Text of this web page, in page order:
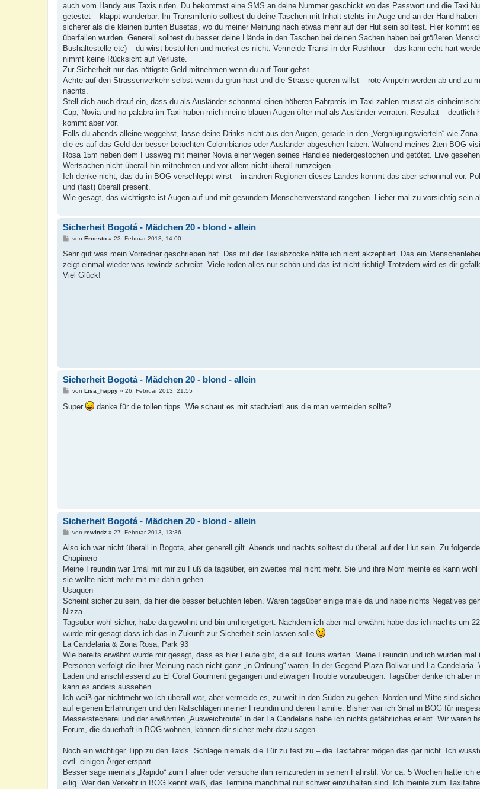
auch vom Handy aus Taxis rufen. Du bekommst eine SMS an deine Nummer geschickt wo das Passwort und die Taxi
getestet – klappt wunderbar. Im Transmilenio solltest du deine Taschen mit Inhalt stehts im Auge und an der Hand
sicherer als die kleinen bunten Busetas, wo du meiner Meinung nach etwas mehr auf der Hut sein solltest. Hier kommt
überfallen wurden. Generell solltest du besser deine Hände in den Taschen bei deinen Sachen haben bei größeren
Bushaltestelle etc) – du wirst bestohlen und merkst es nicht. Vermeide Transi in der Rushhour – das kann echt hart
nimmt keine Rücksicht auf Verluste.
Zur Sicherheit nur das nötigste Geld mitnehmen wenn du auf Tour gehst.
Achte auf den Strassenverkehr selbst wenn du grün hast und die Strasse queren willst – rote Ampeln werden ab und zu
nachts.
Stell dich auch drauf ein, dass du als Ausländer schonmal einen höheren Fahrpreis im Taxi zahlen musst als
Cap, Novia und no palabra im Taxi haben mich meine blauen Augen öfter mal als Ausländer verraten. Resultat – deutlich
kommt aber vor.
Falls du abends alleine weggehst, lasse deine Drinks nicht aus den Augen, gerade in den „Vergnügungsvierteln“ wie
die es auf das Geld der besser betuchten Colombianos oder Ausländer abgesehen haben. Während meines 2ten BOG
Rosa 15m neben dem Fussweg mit meiner Novia einer wegen seines Handies niedergestochen und getötet. Live
Wertsachen nicht überall hin mitnehmen und vor allem nicht überall rumzeigen.
Ich denke nicht, das du in BOG verschleppt wirst – in andren Regionen dieses Landes kommt das aber schonmal vor.
und (fast) überall present.
Wie gesagt, das wichtigste ist Augen auf und mit gesundem Menschenverstand rangehen. Lieber mal zu vorsichtig sein
Sicherheit Bogotá - Mädchen 20 - blond - allein
B
i
r
a
von Ernesto» 23. Februar 2013, 14:00
Sehr gut was mein Vorredner geschrieben hat. Das mit der Taxiabzocke hätte ich nicht akzeptiert. Das ein
zeigt einmal wieder was rewindz schreibt. Viele reden alles nur schön und das ist nicht richtig! Trotzdem wird es dir
Viel Glück!
Sicherheit Bogotá - Mädchen 20 - blond - allein
B
t
von Lisa_happy» 26. Februar 2013, 21:55
Super danke für die tollen tipps. Wie schaut es mit stadtviertl aus die man vermeiden sollte?
Sicherheit Bogotá - Mädchen 20 - blond - allein
B
i
r
a
von rewindz» 27. Februar 2013, 13:36
Also ich war nicht überall in Bogota, aber generell gilt. Abends und nachts solltest du überall auf der Hut sein. Zu
Chapinero
Meine Freundin war 1mal mit mir zu Fuß da tagsüber, ein zweites mal nicht mehr. Sie und ihre Mom meinte es kann wohl
sie wollte nicht mehr mit mir dahin gehen.
Usaquen
Scheint sicher zu sein, da hier die besser betuchten leben. Waren tagsüber einige male da und habe nichts Negatives
Nizza
Tagsüber wohl sicher, habe da gewohnt und bin umhergetigert. Nachdem ich aber mal erwähnt habe das ich nachts um
wurde mir gesagt dass ich das in Zukunft zur Sicherheit sein lassen solle
La Candelaria & Zona Rosa, Park 93
Wie bereits erwähnt wurde mir gesagt, dass es hier Leute gibt, die auf Touris warten. Meine Freundin und ich wurden
Personen verfolgt die ihrer Meinung nach nicht ganz „in Ordnung“ waren. In der Gegend Plaza Bolivar und La
Laden und anschliessend zu El Coral Gourment gegangen und etwaigen Trouble vorzubeugen. Tagsüber denke ich aber
kann es anders aussehen.
Ich weiß gar nichtmehr wo ich überall war, aber vermeide es, zu weit in den Süden zu gehen. Norden und Mitte sind
auf eigenen Erfahrungen und den Ratschlägen meiner Freundin und deren Familie. Bisher war ich 3mal in BOG für
Messerstecherei und der erwähnten „Ausweichroute“ in der La Candelaria habe ich nichts gefährliches erlebt. Wir waren
Forum, die dauerhaft in BOG wohnen, können dir sicher mehr dazu sagen.
Noch ein wichtiger Tipp zu den Taxis. Schlage niemals die Tür zu fest zu – die Taxifahrer mögen das gar nicht. Ich
evtl. einigen Ärger erspart.
Besser sage niemals „Rapido“ zum Fahrer oder versuche ihm reinzureden in seinen Fahrstil. Vor ca. 5 Wochen hatte ich
eilig. Wer den Verkehr in BOG kennt weiß, das Termine manchmal nur schwer einzuhalten sind. Ich meinte zum